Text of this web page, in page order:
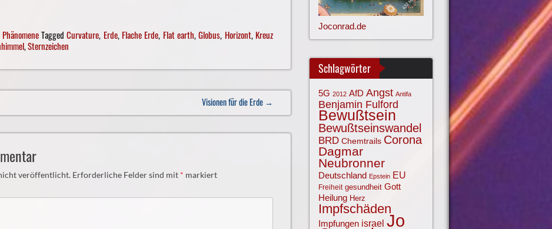
PhänomeneTaggedCurvature, Erde, Flache Erde, Flat earth,Globus, Horizont, Kreuz
,Sternzeichen
Visionen für die Erde →
veröffentlicht. Erforderliche Felder sind mit * markiert
Joconrad.de
Schlagwörter
5G 2012 AfD Angst Antifa
Benjamin Fulford
Bewußtsein
Bewußtseinswandel
BRD Chemtrails Corona
Dagmar
Neubronner
Deutschland Epstein EU
Freiheit gesundheit Gott
Heilung Herz
Impfschäden
Impfungen israel Jo